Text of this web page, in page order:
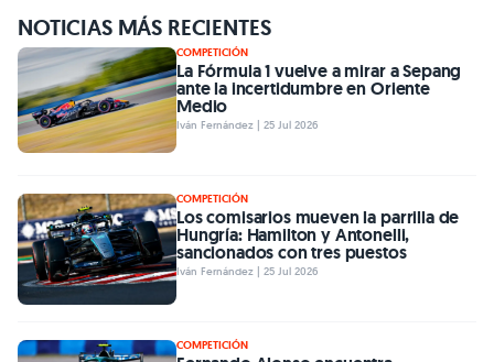
NOTICIAS MÁS RECIENTES
COMPETICIÓN
La Fórmula 1 vuelve a mirar a Sepang
ante la incertidumbre en Oriente
Medio
Iván Fernández | 25 Jul 2026
COMPETICIÓN
Los comisarios mueven la parrilla de
Hungría: Hamilton y Antonelli,
sancionados con tres puestos
Iván Fernández | 25 Jul 2026
COMPETICIÓN